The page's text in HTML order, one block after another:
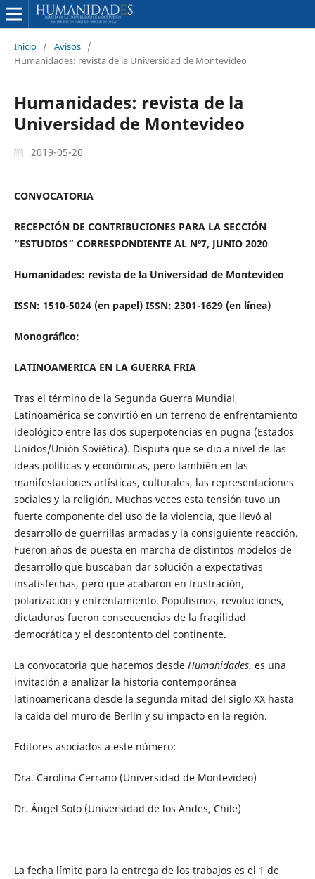
Inicio / Avisos /
Humanidades: revista de la Universidad de Montevideo
Humanidades: revista de la
Universidad de Montevideo
2019-05-20
CONVOCATORIA
RECEPCIÓN DE CONTRIBUCIONES PARA LA SECCIÓN
“ESTUDIOS” CORRESPONDIENTE AL Nº7, JUNIO 2020
Humanidades: revista de la Universidad de Montevideo
ISSN: 1510-5024 (en papel) ISSN: 2301-1629 (en línea)
Monográfico:
LATINOAMERICA EN LA GUERRA FRIA
Tras el término de la Segunda Guerra Mundial,
Latinoamérica se convirtió en un terreno de enfrentamiento
ideológico entre las dos superpotencias en pugna (Estados
Unidos/Unión Soviética). Disputa que se dio a nivel de las
ideas políticas y económicas, pero también en las
manifestaciones artísticas, culturales, las representaciones
sociales y la religión. Muchas veces esta tensión tuvo un
fuerte componente del uso de la violencia, que llevó al
desarrollo de guerrillas armadas y la consiguiente reacción.
Fueron años de puesta en marcha de distintos modelos de
desarrollo que buscaban dar solución a expectativas
insatisfechas, pero que acabaron en frustración,
polarización y enfrentamiento. Populismos, revoluciones,
dictaduras fueron consecuencias de la fragilidad
democrática y el descontento del continente.
La convocatoria que hacemos desde Humanidades, es una
invitación a analizar la historia contemporánea
latinoamericana desde la segunda mitad del siglo XX hasta
la caída del muro de Berlín y su impacto en la región.
Editores asociados a este número:
Dra. Carolina Cerrano (Universidad de Montevideo)
Dr. Ángel Soto (Universidad de los Andes, Chile)
La fecha límite para la entrega de los trabajos es el 1 de